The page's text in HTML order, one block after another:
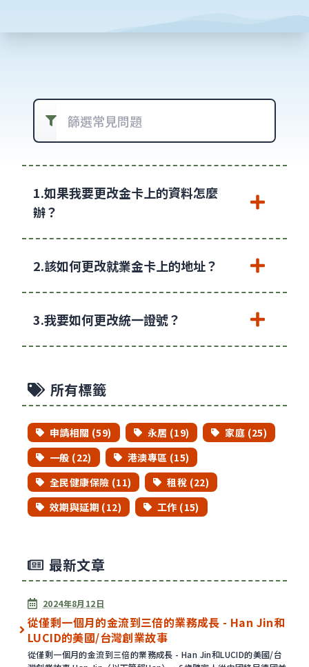
篩選常見問題
1.如果我要更改金卡上的資料怎麼
辦？
2.該如何更改就業金卡上的地址？
3.我要如何更改統一證號？
所有標籤
申請相關 (59) 永居 (19)
家庭 (25)
一般 (22)
港澳專區 (15)
全民健康保險 (11)
租稅 (22)
效期與延期 (12)
工作 (15)
最新文章
已發表2024年8月12日
從僅剩一個月的金流到三倍的業務成長 - Han Jin和
LUCID的美國/台灣創業故事
從僅剩一個月的金流到三倍的業務成長 - Han Jin和LUCID的美國/台